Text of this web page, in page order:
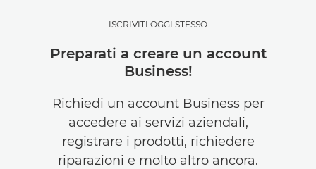
ISCRIVITI OGGI STESSO
Preparati a creare un account
Business!
Richiedi un account Business per
accedere ai servizi aziendali,
registrare i prodotti, richiedere
riparazioni e molto altro ancora.